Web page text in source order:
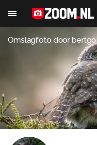
Omslagfoto doorbertgo